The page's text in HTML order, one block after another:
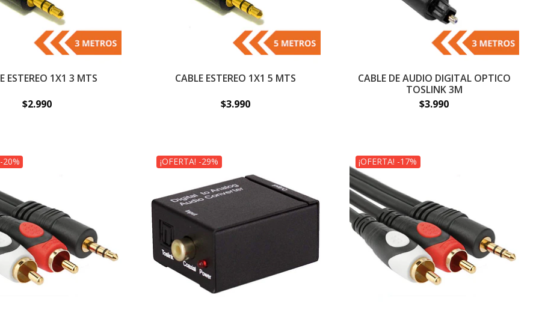
ESTEREO 1X1 3 MTS
$2.990
CABLE ESTEREO 1X1 5 MTS
$3.990
CABLE DE AUDIO DIGITAL OPTICO
TOSLINK 3M
$3.990
20% ¡OFERTA! -29% ¡OFERTA! -17%